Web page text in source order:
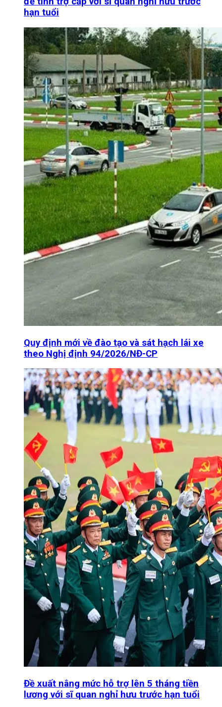
hạn tuổi
Quy định mới về đào tạo và sát hạch lái xe
theo Nghị định 94/2026/NĐ-CP
Đề xuất nâng mức hỗ trợ lên 5 tháng tiền
lương với sĩ quan nghỉ hưu trước hạn tuổi